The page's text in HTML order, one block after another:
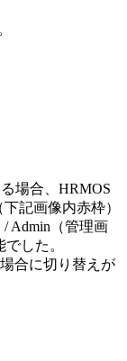
場合、HRMOS
記画像内赤枠）
Admin（管理画
した。
合に切り替えが